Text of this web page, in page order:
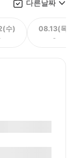
다른날짜
수) 08.13(목)
-